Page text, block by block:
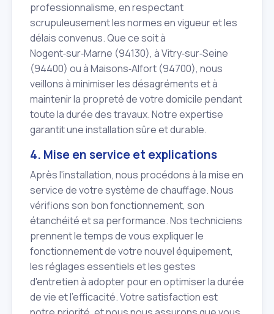
professionnalisme, en respectant
scrupuleusement les normes en vigueur et les
délais convenus. Que ce soit à
Nogent‑sur‑Marne (94130), à Vitry‑sur‑Seine
(94400) ou à Maisons‑Alfort (94700), nous
veillons à minimiser les désagréments et à
maintenir la propreté de votre domicile pendant
toute la durée des travaux. Notre expertise
garantit une installation sûre et durable.
4. Mise en service et explications
Après l'installation, nous procédons à la mise en
service de votre système de chauffage. Nous
vérifions son bon fonctionnement, son
étanchéité et sa performance. Nos techniciens
prennent le temps de vous expliquer le
fonctionnement de votre nouvel équipement,
les réglages essentiels et les gestes
d'entretien à adopter pour en optimiser la durée
de vie et l'efficacité. Votre satisfaction est